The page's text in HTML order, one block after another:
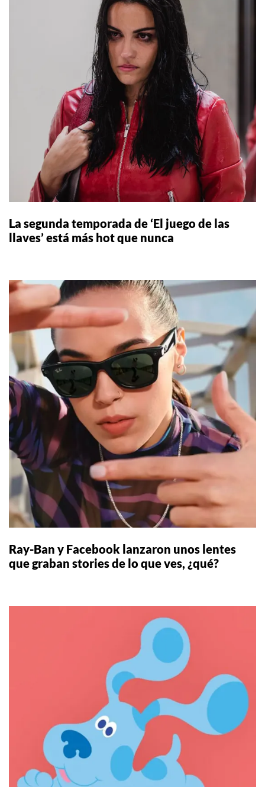
La segunda temporada de ‘El juego de las
llaves’ está más hot que nunca
Ray-Ban y Facebook lanzaron unos lentes
que graban stories de lo que ves, ¿qué?